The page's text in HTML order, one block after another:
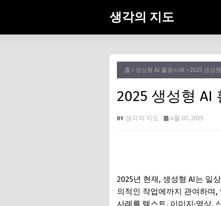
생각의 지도
홈 생성형 AI 활용사례 2025 생성
2025 생성형 AI
생각의 지도 4월 07, 2025
2025년 현재, 생성형 AI는 일
의적인 작업에까지 관여하며
사례를 텍스트, 이미지·영상,